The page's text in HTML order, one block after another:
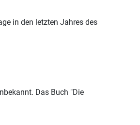
in den letzten Jahres des
Das Buch "Die